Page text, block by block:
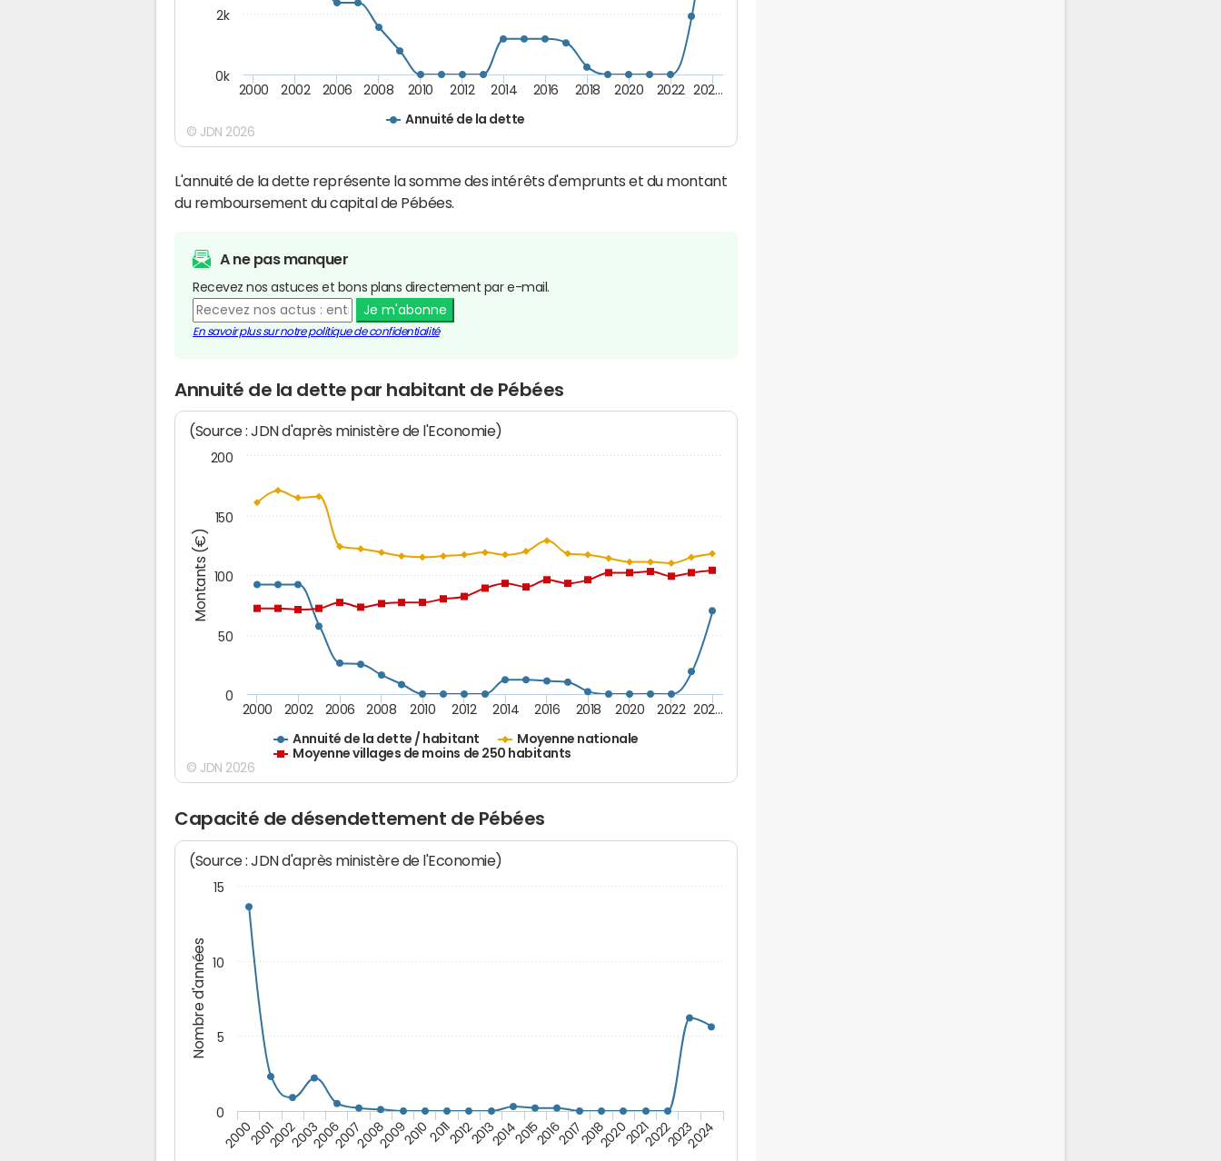
Annuité de la dette
2000 2002 2006 2008 2010 2012 2014 2016 2018 2020 2022 202…
0k
2k
© JDN 2026
L'annuité de la dette représente la somme des intérêts d'emprunts et du montant
du remboursement du capital de Pébées.
A ne pas manquer
Recevez nos astuces et bons plans directement par e-mail.
Je m'abonne
En savoir plus sur notre politique de confidentialité
Annuité de la dette par habitant de Pébées
Montants (€)
(Source : JDN d'après ministère de l'Economie)
Annuité de la dette / habitant
Moyenne nationale
Moyenne villages de moins de 250 habitants
2000 2002 2006 2008 2010 2012 2014 2016 2018 2020 2022 202…
0
50
100
150
200
© JDN 2026
Capacité de désendettement de Pébées
Nombre d'années
(Source : JDN d'après ministère de l'Economie)
2000200120022003200620072008200920102011201220132014201520162017201820202021202220232024
0
5
10
15